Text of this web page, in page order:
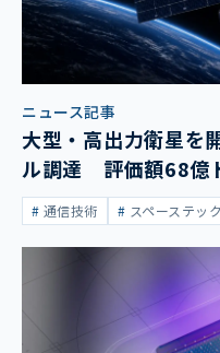
ニュース記事
大型・高出力衛星を
ル調達 評価額68億
通信技術 スペーステック